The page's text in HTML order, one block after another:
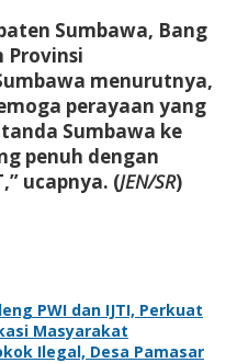
Sumbawa, Bang
Provinsi
menurutnya,
perayaan yang
Sumbawa ke
penuh dengan
ucapnya. (JEN/SR)
PWI dan IJTI, Perkuat
Masyarakat
Ilegal, Desa Pamasar